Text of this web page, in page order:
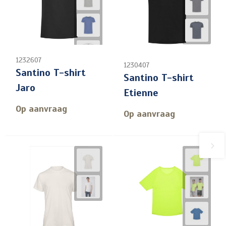
1232607
Santino T-shirt
Jaro
Op aanvraag
1230407
Santino T-shirt
Etienne
Op aanvraag